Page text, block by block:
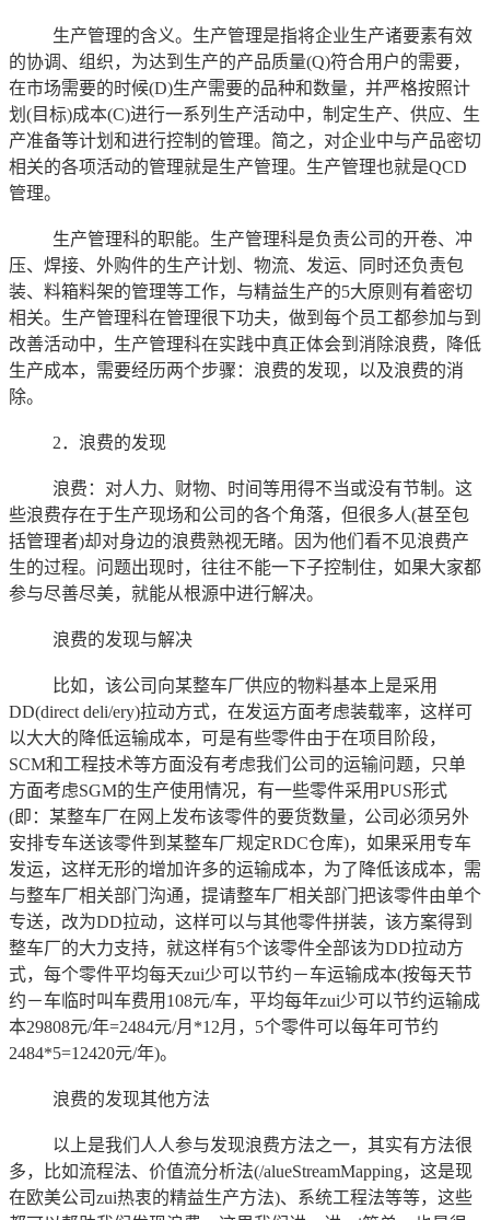
生产管理的含义。生产管理是指将企业生产诸要素有效
的协调、组织，为达到生产的产品质量(Q)符合用户的需要，
在市场需要的时候(D)生产需要的品种和数量，并严格按照计
划(目标)成本(C)进行一系列生产活动中，制定生产、供应、生
产准备等计划和进行控制的管理。简之，对企业中与产品密切
相关的各项活动的管理就是生产管理。生产管理也就是QCD
管理。
生产管理科的职能。生产管理科是负责公司的开卷、冲
压、焊接、外购件的生产计划、物流、发运、同时还负责包
装、料箱料架的管理等工作，与精益生产的5大原则有着密切
相关。生产管理科在管理很下功夫，做到每个员工都参加与到
改善活动中，生产管理科在实践中真正体会到消除浪费，降低
生产成本，需要经历两个步骤：浪费的发现，以及浪费的消
除。
2．浪费的发现
浪费：对人力、财物、时间等用得不当或没有节制。这
些浪费存在于生产现场和公司的各个角落，但很多人(甚至包
括管理者)却对身边的浪费熟视无睹。因为他们看不见浪费产
生的过程。问题出现时，往往不能一下子控制住，如果大家都
参与尽善尽美，就能从根源中进行解决。
浪费的发现与解决
比如，该公司向某整车厂供应的物料基本上是采用
DD(direct deli/ery)拉动方式，在发运方面考虑装载率，这样可
以大大的降低运输成本，可是有些零件由于在项目阶段，
SCM和工程技术等方面没有考虑我们公司的运输问题，只单
方面考虑SGM的生产使用情况，有一些零件采用PUS形式
(即：某整车厂在网上发布该零件的要货数量，公司必须另外
安排专车送该零件到某整车厂规定RDC仓库)，如果采用专车
发运，这样无形的增加许多的运输成本，为了降低该成本，需
与整车厂相关部门沟通，提请整车厂相关部门把该零件由单个
专送，改为DD拉动，这样可以与其他零件拼装，该方案得到
整车厂的大力支持，就这样有5个该零件全部该为DD拉动方
式，每个零件平均每天zui少可以节约－车运输成本(按每天节
约－车临时叫车费用108元/车，平均每年zui少可以节约运输成
本29808元/年=2484元/月*12月，5个零件可以每年可节约
2484*5=12420元/年)。
浪费的发现其他方法
以上是我们人人参与发现浪费方法之一，其实有方法很
多，比如流程法、价值流分析法(/alueStreamMapping，这是现
在欧美公司zui热衷的精益生产方法)、系统工程法等等，这些